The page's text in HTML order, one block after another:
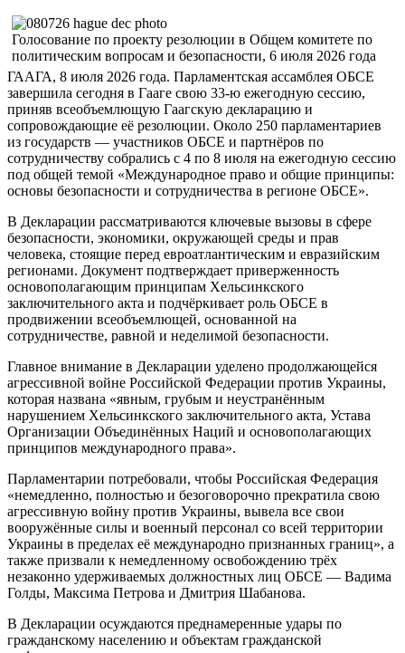
Голосование по проекту резолюции в Общем комитете по
политическим вопросам и безопасности, 6 июля 2026 года
ГААГА, 8 июля 2026 года. Парламентская ассамблея ОБСЕ
завершила сегодня в Гааге свою 33-ю ежегодную сессию,
приняв всеобъемлющую Гаагскую декларацию и
сопровождающие её резолюции. Около 250 парламентариев
из государств — участников ОБСЕ и партнёров по
сотрудничеству собрались с 4 по 8 июля на ежегодную сессию
под общей темой «Международное право и общие принципы:
основы безопасности и сотрудничества в регионе ОБСЕ».
В Декларации рассматриваются ключевые вызовы в сфере
безопасности, экономики, окружающей среды и прав
человека, стоящие перед евроатлантическим и евразийским
регионами. Документ подтверждает приверженность
основополагающим принципам Хельсинкского
заключительного акта и подчёркивает роль ОБСЕ в
продвижении всеобъемлющей, основанной на
сотрудничестве, равной и неделимой безопасности.
Главное внимание в Декларации уделено продолжающейся
агрессивной войне Российской Федерации против Украины,
которая названа «явным, грубым и неустранённым
нарушением Хельсинкского заключительного акта, Устава
Организации Объединённых Наций и основополагающих
принципов международного права».
Парламентарии потребовали, чтобы Российская Федерация
«немедленно, полностью и безоговорочно прекратила свою
агрессивную войну против Украины, вывела все свои
вооружённые силы и военный персонал со всей территории
Украины в пределах её международно признанных границ», а
также призвали к немедленному освобождению трёх
незаконно удерживаемых должностных лиц ОБСЕ — Вадима
Голды, Максима Петрова и Дмитрия Шабанова.
В Декларации осуждаются преднамеренные удары по
гражданскому населению и объектам гражданской